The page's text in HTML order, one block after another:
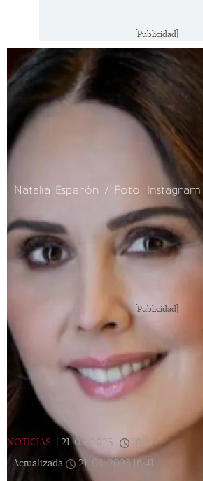
[Publicidad]
Natalia Esperón / Foto: Instagram
[Publicidad]
NOTICIAS 21/03/2025 16:41 |
Actualizada
21/03/2025 16:41